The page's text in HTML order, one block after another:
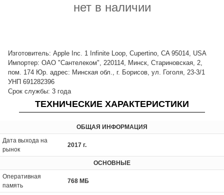
нет в наличии
Изготовитель: Apple Inc. 1 Infinite Loop, Cupertino, CA 95014, USA
Импортер: ОАО "Сантелеком", 220114, Минск, Стариновская, 2,
пом. 174 Юр. адрес: Минская обл., г. Борисов, ул. Гоголя, 23-3/1
УНП 691282396
Срок службы: 3 года
ТЕХНИЧЕСКИЕ ХАРАКТЕРИСТИКИ
ОБЩАЯ ИНФОРМАЦИЯ
Дата выхода на
рынок
2017 г.
ОСНОВНЫЕ
Оперативная
память
768 МБ